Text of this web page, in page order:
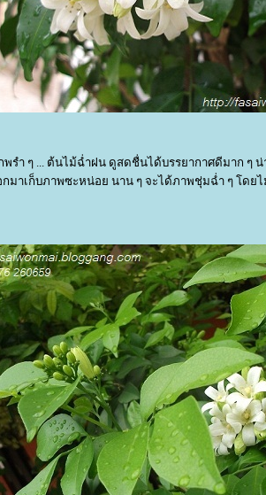
พรำ ๆ ... ต้นไม้ฉ่ำฝน ดูสดชื่นได้บรรยากาศดีมาก ๆ น่
กมาเก็บภาพซะหน่อย นาน ๆ จะได้ภาพชุ่มฉ่ำ ๆ โดย